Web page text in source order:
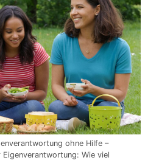
ohne Hilfe –
Wie viel